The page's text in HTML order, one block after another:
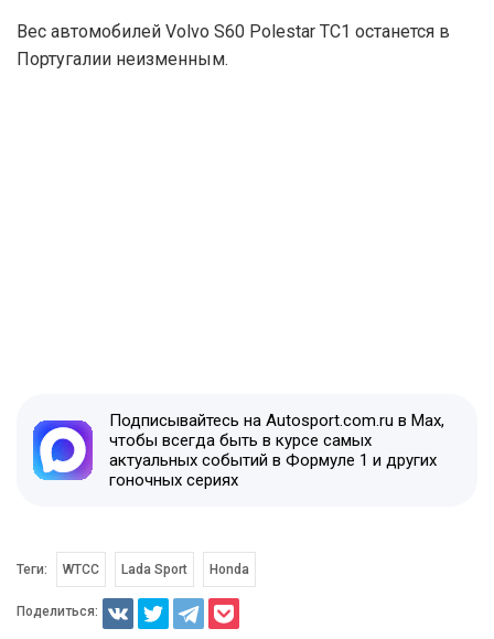
Вес автомобилей Volvo S60 Polestar TC1 останется в
Португалии неизменным.
Подписывайтесь на Autosport.com.ru в Max,
чтобы всегда быть в курсе самых
актуальных событий в Формуле 1 и других
гоночных сериях
Теги: WTCC Lada Sport Honda
Поделиться: